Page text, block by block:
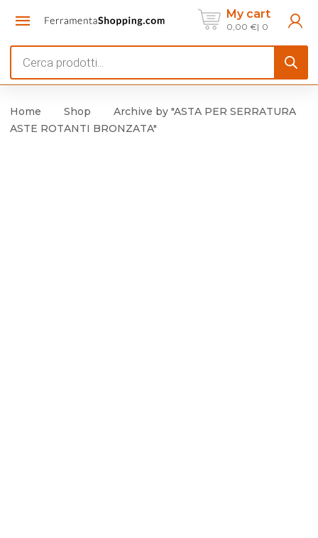
My cart
0,00 € 0
search
Home Shop
Archive by "ASTA PER SERRATURA
ASTE ROTANTI BRONZATA"